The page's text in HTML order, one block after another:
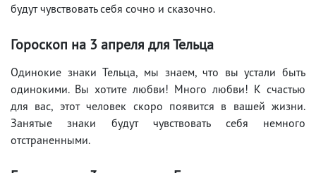
будут чувствовать себя сочно и сказочно.
Гороскоп на 3 апреля для Тельца
Одинокие знаки Тельца, мы знаем, что вы устали быть
одинокими. Вы хотите любви! Много любви! К счастью
для вас, этот человек скоро появится в вашей жизни.
Занятые знаки будут чувствовать себя немного
отстраненными.